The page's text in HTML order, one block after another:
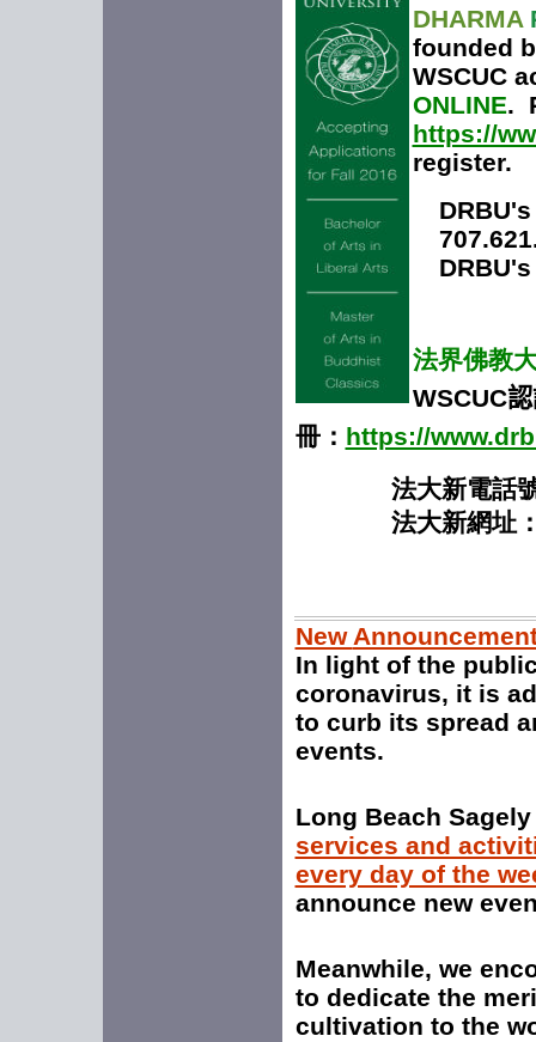
DHARMA
founded
WSCUC
ONLINE.
https://
register.
法界佛教
WSCUC
冊： https://
法大新電話
法大新網址
New
In light of the
coronavirus, it is
to curb its spread
events.
Long Beach
services and
every day of the
announce new
Meanwhile, we
to dedicate the
cultivation to the